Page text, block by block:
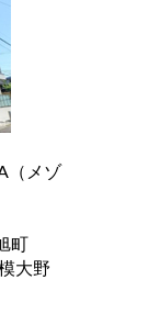
メゾ
町
大野